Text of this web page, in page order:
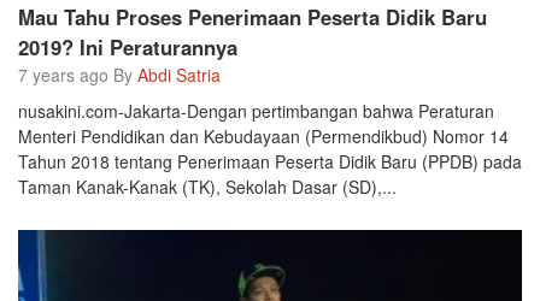
Mau Tahu Proses Penerimaan Peserta Didik Baru
2019? Ini Peraturannya
7 years ago By Abdi Satria
nusakini.com-Jakarta-Dengan pertimbangan bahwa Peraturan
Menteri Pendidikan dan Kebudayaan (Permendikbud) Nomor 14
Tahun 2018 tentang Penerimaan Peserta Didik Baru (PPDB) pada
Taman Kanak-Kanak (TK), Sekolah Dasar (SD),...